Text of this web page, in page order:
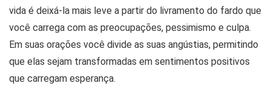
vida é deixá-la mais leve a partir do livramento do fardo que
você carrega com as preocupações, pessimismo e culpa.
Em suas orações você divide as suas angústias, permitindo
que elas sejam transformadas em sentimentos positivos
que carregam esperança.